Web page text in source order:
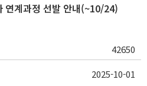
연계과정 선발 안내(~10/24)
42650
2025-10-01